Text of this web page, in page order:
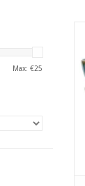
Max: €25